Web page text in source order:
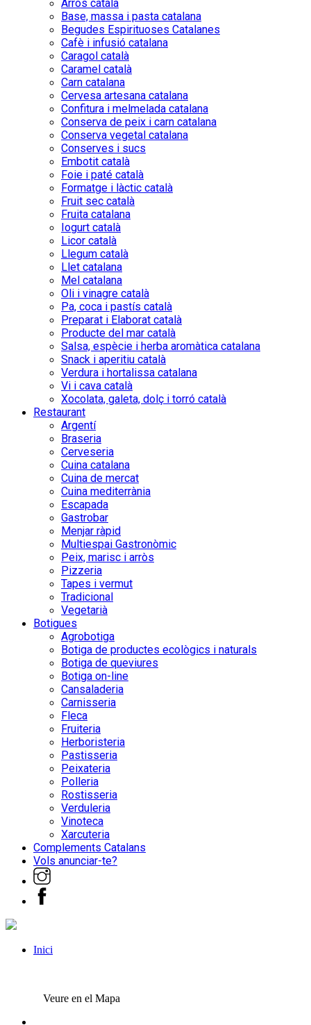
Arròs català
Base, massa i pasta catalana
Begudes Espirituoses Catalanes
Cafè i infusió catalana
Caragol català
Caramel català
Carn catalana
Cervesa artesana catalana
Confitura i melmelada catalana
Conserva de peix i carn catalana
Conserva vegetal catalana
Conserves i sucs
Embotit català
Foie i paté català
Formatge i làctic català
Fruit sec català
Fruita catalana
Iogurt català
Licor català
Llegum català
Llet catalana
Mel catalana
Oli i vinagre català
Pa, coca i pastís català
Preparat i Elaborat català
Producte del mar català
Salsa, espècie i herba aromàtica catalana
Snack i aperitiu català
Verdura i hortalissa catalana
Vi i cava català
Xocolata, galeta, dolç i torró català
Restaurant
Argentí
Braseria
Cerveseria
Cuina catalana
Cuina de mercat
Cuina mediterrània
Escapada
Gastrobar
Menjar ràpid
Multiespai Gastronòmic
Peix, marisc i arròs
Pizzeria
Tapes i vermut
Tradicional
Vegetarià
Botigues
Agrobotiga
Botiga de productes ecològics i naturals
Botiga de queviures
Botiga on-line
Cansaladeria
Carnisseria
Fleca
Fruiteria
Herboristeria
Pastisseria
Peixateria
Polleria
Rostisseria
Verduleria
Vinoteca
Xarcuteria
Complements Catalans
Vols anunciar-te?
Inici
Veure en el Mapa